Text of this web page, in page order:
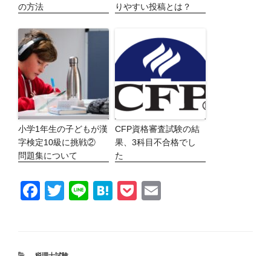
の方法
りやすい投稿とは？
小学1年生の子どもが漢
字検定10級に挑戦②
問題集について
CFP資格審査試験の結
果、3科目不合格でし
た
F
e
T
er
Li
H
P